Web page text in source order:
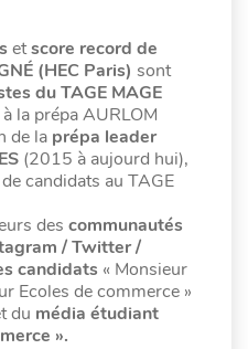
etscore record de
(HEC Paris) sont
du TAGE MAGE
la prépa AURLOM
de la prépa leader
(2015 à aujourd hui),
candidats au TAGE
des communautés
/ Twitter /
candidats « Monsieur
Ecoles de commerce »
du média étudiant
».